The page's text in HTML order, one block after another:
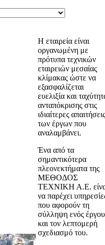
Η εταιρεία είναι
οργανωμένη με
πρότυπα τεχνικών
εταιρειών μεσαίας
κλίμακας ώστε να
εξασφαλίζεται
ευελιξία και
ανταπόκρισης στις
ιδιαίτερες απαιτήσεις
των έργων που
αναλαμβάνει.
Ένα από τα
σημαντικότερα
πλεονεκτήματα της
ΜΕΘΟΔΟΣ
ΤΕΧΝΙΚΗ Α.Ε.
να παρέχει
που αφορούν τη
σύλληψη ενός έργου
και τον λεπτομερή
σχεδιασμό του.